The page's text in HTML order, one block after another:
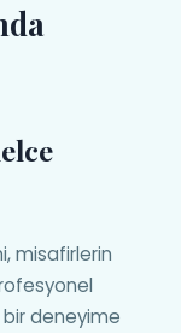
misafirlerin
bir deneyime